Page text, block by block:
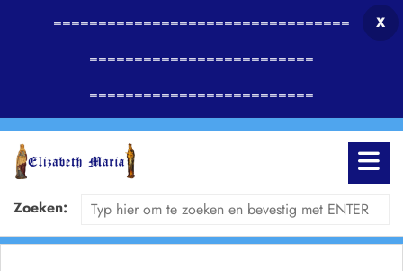
=================================
=========================
=========================
X
Zoeken: